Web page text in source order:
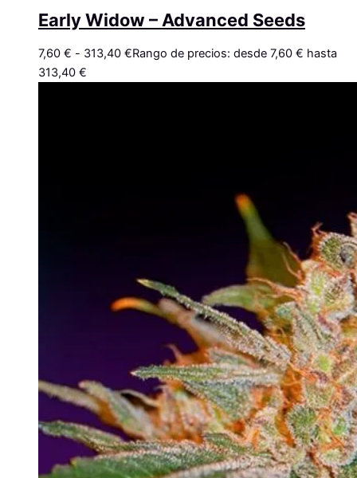
Early Widow – Advanced Seeds
7,60 € - 313,40 €Rango de precios: desde 7,60 € hasta
313,40 €